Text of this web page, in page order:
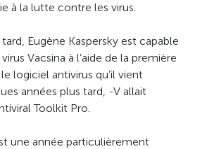
à la lutte contre les virus.
Eugène Kaspersky est capable
Vacsina à l’aide de la première
logiciel antivirus qu’il vient
années plus tard, -V allait
Toolkit Pro.
une année particulièrement